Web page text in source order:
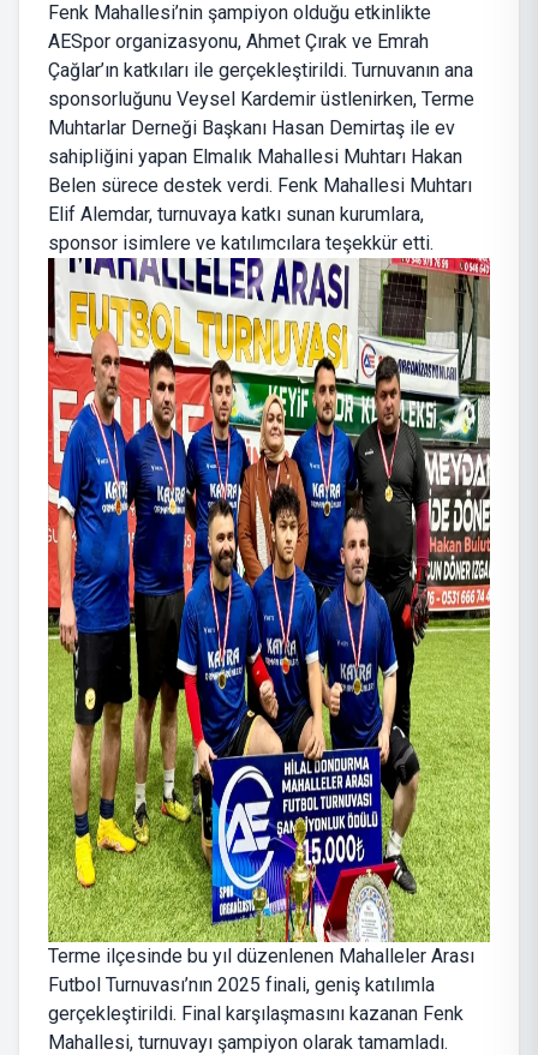
Fenk Mahallesi’nin şampiyon olduğu etkinlikte
AESpor organizasyonu, Ahmet Çırak ve Emrah
Çağlar’ın katkıları ile gerçekleştirildi. Turnuvanın ana
sponsorluğunu Veysel Kardemir üstlenirken, Terme
Muhtarlar Derneği Başkanı Hasan Demirtaş ile ev
sahipliğini yapan Elmalık Mahallesi Muhtarı Hakan
Belen sürece destek verdi. Fenk Mahallesi Muhtarı
Elif Alemdar, turnuvaya katkı sunan kurumlara,
sponsor isimlere ve katılımcılara teşekkür etti.
Terme ilçesinde bu yıl düzenlenen Mahalleler Arası
Futbol Turnuvası’nın 2025 finali, geniş katılımla
gerçekleştirildi. Final karşılaşmasını kazanan Fenk
Mahallesi, turnuvayı şampiyon olarak tamamladı.